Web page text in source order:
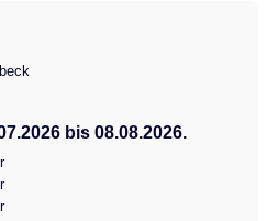
bis 08.08.2026.